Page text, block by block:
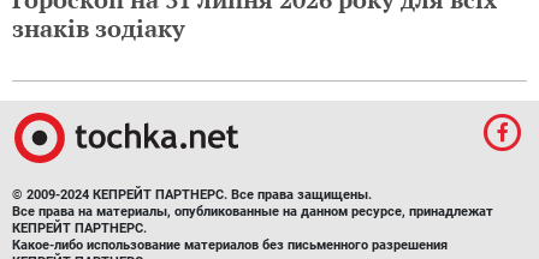
знаків зодіаку
© 2009-2024 КЕПРЕЙТ ПАРТНЕРС. Все права защищены.
Все права на материалы, опубликованные на данном ресурсе, принадлежат
КЕПРЕЙТ ПАРТНЕРС.
Какое-либо использование материалов без письменного разрешения